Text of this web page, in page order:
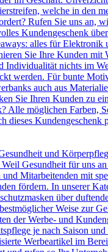
welche in den
Rufen Sie uns
Kundengeschenk
alles für
Sie Ihre Kunden
nichts im
werden. Für bunte
auch aus
Sie Ihren Kunden zu
möglichen Farben,
dieses
und
Gesundheit für uns
Mitarbeitenden mit
fördern. In unserer
über
Weise zur
der Werbe- und
je nach Saison
Werbeartikel im